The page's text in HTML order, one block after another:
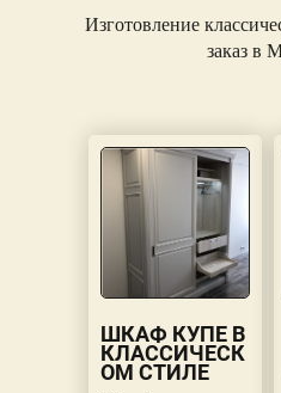
Изготовление
заказ в
ШКАФ КУПЕ В
КЛАССИЧЕСК
ОМ СТИЛЕ